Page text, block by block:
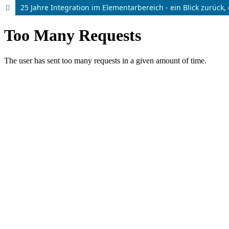
25 Jahre Integration im Elementarbereich - ein Blick zurück,